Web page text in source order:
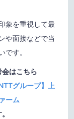
象を重視して最
や面接などで当
です。
はこちら
グループ】上
ーム